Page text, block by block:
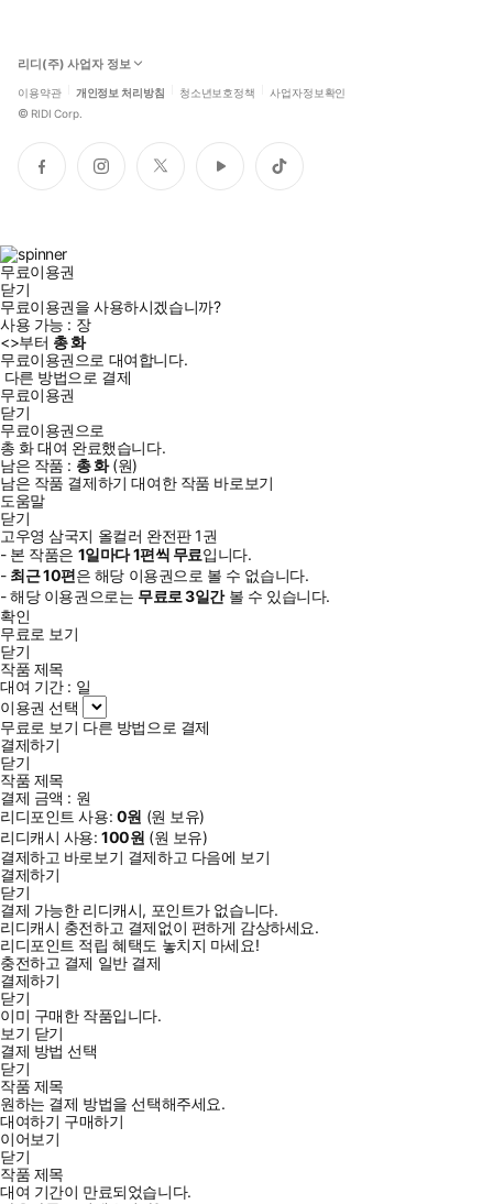
리디(주) 사업자 정보
이용약관 개인정보 처리방침 청소년보호정책 사업자정보확인
© RIDI Corp.
페
이
인
스
트
위
유
튜
틱
톡
무료이용권
닫기
무료이용권을 사용하시겠습니까?
사용 가능 : 장
<>부터 총화
무료이용권으로 대여합니다.
다른 방법으로 결제
무료이용권
닫기
무료이용권으로
총 화대여 완료했습니다.
남은 작품 : 총화(원)
남은 작품 결제하기 대여한 작품 바로보기
도움말
닫기
고우영 삼국지 올컬러 완전판 1권
- 본 작품은 1일마다1편씩 무료입니다.
- 최근10편은 해당 이용권으로 볼 수 없습니다.
- 해당 이용권으로는 무료로3일간볼 수 있습니다.
확인
무료로 보기
닫기
작품 제목
대여 기간 : 일
이용권 선택
무료로 보기 다른 방법으로 결제
결제하기
닫기
작품 제목
결제 금액 : 원
리디포인트 사용: 0원 (원 보유)
리디캐시 사용:100원 (원 보유)
결제하고 바로보기 결제하고 다음에 보기
결제하기
닫기
결제 가능한 리디캐시, 포인트가 없습니다.
리디캐시 충전하고 결제없이 편하게 감상하세요.
리디포인트 적립 혜택도 놓치지 마세요!
충전하고 결제 일반 결제
결제하기
닫기
이미 구매한 작품입니다.
보기 닫기
결제 방법 선택
닫기
작품 제목
원하는 결제 방법을 선택해주세요.
대여하기 구매하기
이어보기
닫기
작품 제목
대여 기간이 만료되었습니다.